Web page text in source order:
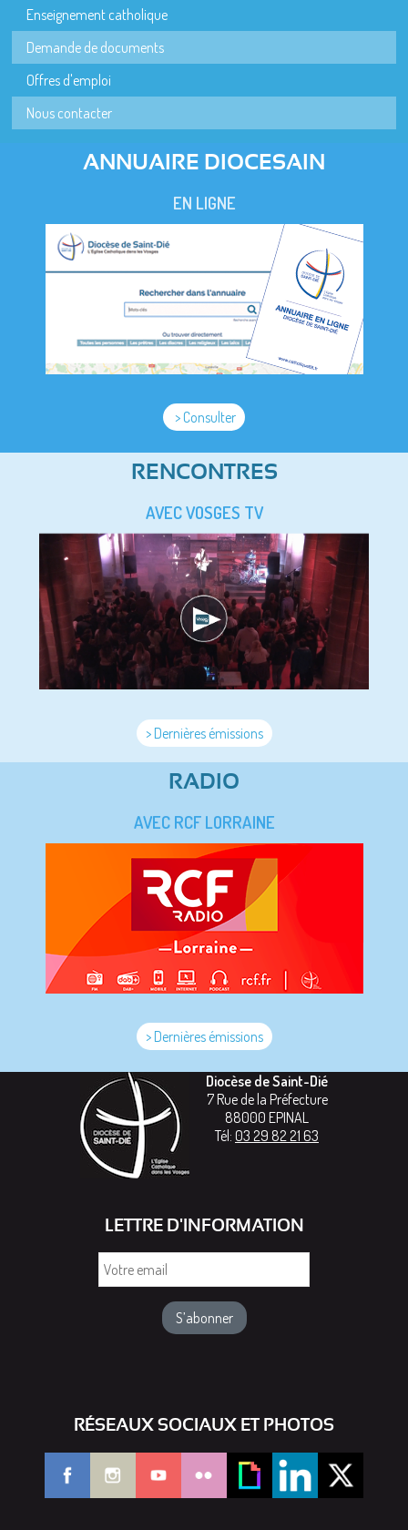
Enseignement catholique
Demande de documents
Offres d'emploi
Nous contacter
ANNUAIRE DIOCESAIN
EN LIGNE
> Consulter
RENCONTRES
AVEC VOSGES TV
> Dernières émissions
RADIO
AVEC RCF LORRAINE
> Dernières émissions
Diocèse de Saint-Dié
7 Rue de la Préfecture
88000 EPINAL
Tél: 03 29 82 21 63
LETTRE D'INFORMATION
RÉSEAUX SOCIAUX ET PHOTOS